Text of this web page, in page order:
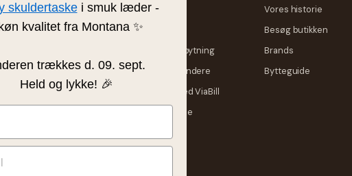
Kontakt
Fragtpriser
Retur eller ombytning
Konkurrencevindere
Delbetaling med ViaBill
Størrelsesguide
spørgsmål
Vores historie
Besøg butikken
Brands
Bytteguide
skuldertaskei smuk læder -
kvalitet fra Montana ✨
trækkes d. 09. sept.
Held og lykke! 🎉